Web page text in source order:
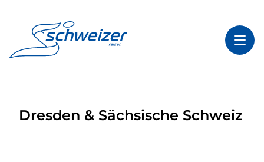
Highlights
Dresden & Sächsische Schweiz